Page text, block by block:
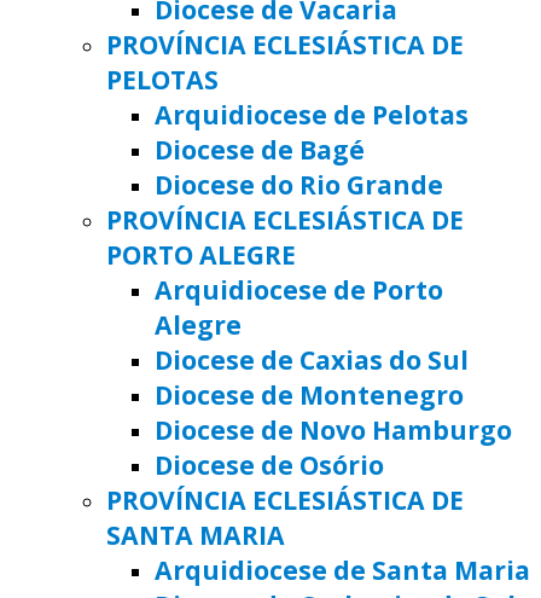
Diocese de Vacaria
PROVÍNCIA ECLESIÁSTICA DE
PELOTAS
Arquidiocese de Pelotas
Diocese de Bagé
Diocese do Rio Grande
PROVÍNCIA ECLESIÁSTICA DE
PORTO ALEGRE
Arquidiocese de Porto
Alegre
Diocese de Caxias do Sul
Diocese de Montenegro
Diocese de Novo Hamburgo
Diocese de Osório
PROVÍNCIA ECLESIÁSTICA DE
SANTA MARIA
Arquidiocese de Santa Maria